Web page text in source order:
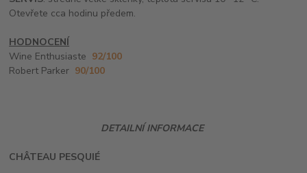
Otevřete cca hodinu předem.
HODNOCENÍ
Wine Enthusiaste 92/100
Robert Parker 90/100
DETAILNÍ INFORMACE
CHÂTEAU PESQUIÉ